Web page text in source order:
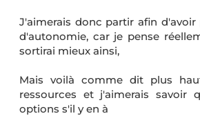
J'aimerais donc partir afin
d'autonomie, car je pense
sortirai mieux ainsi,
Mais voilà comme dit plus
ressources et j'aimerais savoir
options s'il y en à